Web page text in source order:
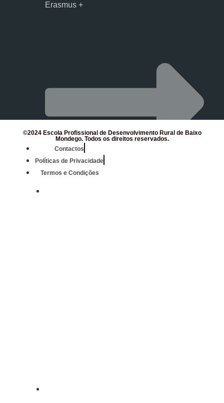
Erasmus +
©2024 Escola Profissional de Desenvolvimento Rural de Baixo
Mondego. Todos os direitos reservados.
Contactos
Políticas de Privacidade
Termos e Condições